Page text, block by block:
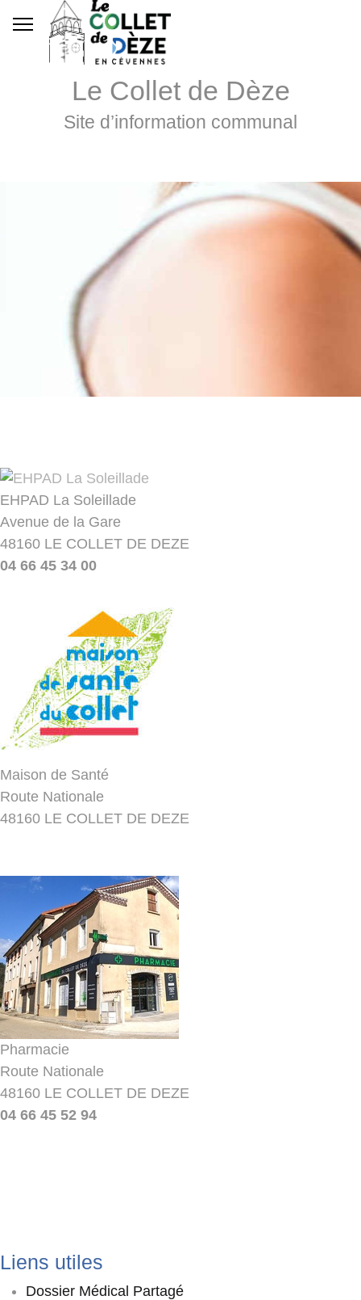
Le Collet de Dèze
Site d’information communal
EHPAD La Soleillade
Avenue de la Gare
48160 LE COLLET DE DEZE
04 66 45 34 00
Maison de Santé
Route Nationale
48160 LE COLLET DE DEZE
Pharmacie
Route Nationale
48160 LE COLLET DE DEZE
04 66 45 52 94
Liens utiles
Dossier Médical Partagé